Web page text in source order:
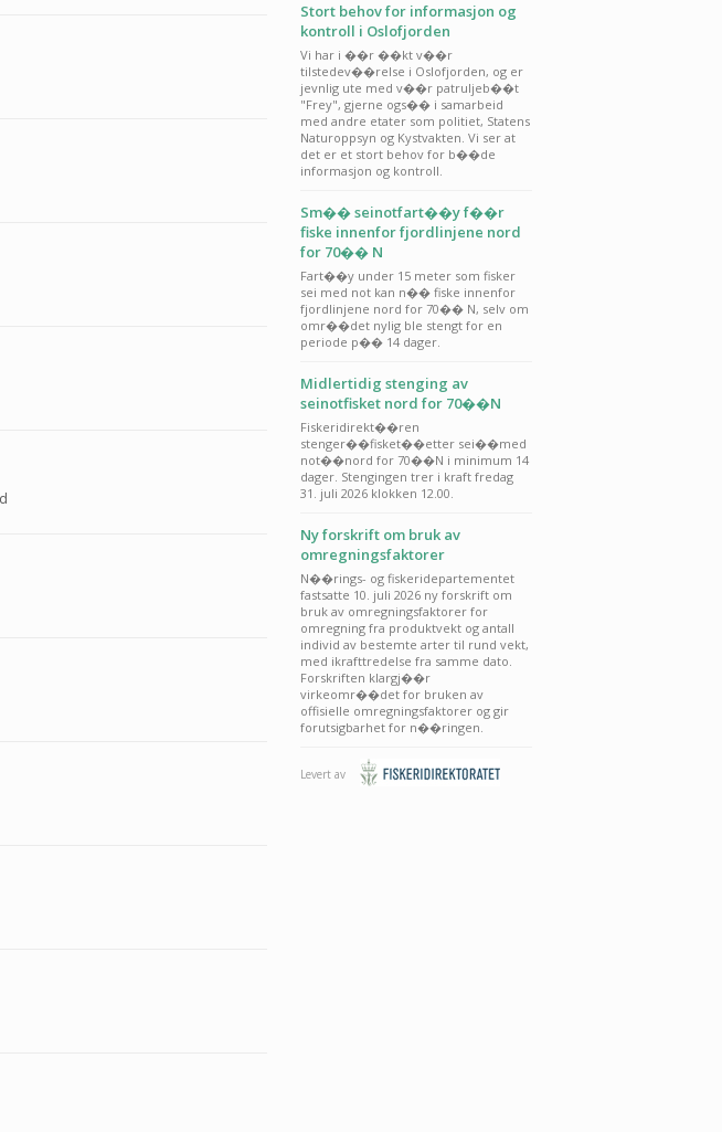
Stort behov for informasjon og
kontroll i Oslofjorden
Vi har i ��r ��kt v��r
tilstedev��relse i Oslofjorden, og er
jevnlig ute med v��r patruljeb��t
"Frey", gjerne ogs�� i samarbeid
med andre etater som politiet, Statens
Naturoppsyn og Kystvakten. Vi ser at
det er et stort behov for b��de
informasjon og kontroll.
Sm�� seinotfart��y f��r
fiske innenfor fjordlinjene nord
for 70�� N
Fart��y under 15 meter som fisker
sei med not kan n�� fiske innenfor
fjordlinjene nord for 70�� N, selv om
omr��det nylig ble stengt for en
periode p�� 14 dager.
Midlertidig stenging av
seinotfisket nord for 70��N
Fiskeridirekt��ren
stenger��fisket��etter sei��med
not��nord for 70��N i minimum 14
dager. Stengingen trer i kraft fredag
31. juli 2026 klokken 12.00.
Ny forskrift om bruk av
omregningsfaktorer
N��rings- og fiskeridepartementet
fastsatte 10. juli 2026 ny forskrift om
bruk av omregningsfaktorer for
omregning fra produktvekt og antall
individ av bestemte arter til rund vekt,
med ikrafttredelse fra samme dato.
Forskriften klargj��r
virkeomr��det for bruken av
offisielle omregningsfaktorer og gir
forutsigbarhet for n��ringen.
Levert av